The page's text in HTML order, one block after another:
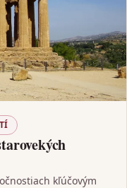
kľúčovým